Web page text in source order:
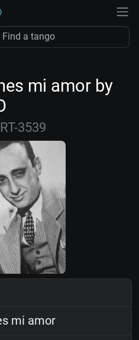
mi amor by
3539
mi amor